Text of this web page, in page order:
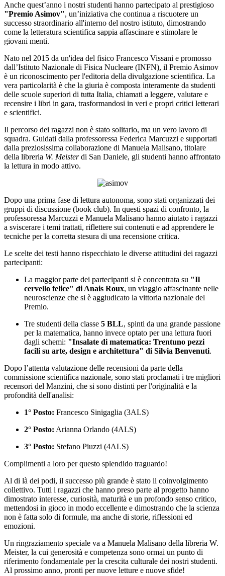
Anche quest’anno i nostri studenti hanno partecipato al prestigioso
"Premio Asimov", un’iniziativa che continua a riscuotere un
successo straordinario all'interno del nostro istituto, dimostrando
come la letteratura scientifica sappia affascinare e stimolare le
giovani menti.
Nato nel 2015 da un'idea del fisico Francesco Vissani e promosso
dall’Istituto Nazionale di Fisica Nucleare (INFN), il Premio Asimov
è un riconoscimento per l'editoria della divulgazione scientifica. La
vera particolarità è che la giuria è composta interamente da studenti
delle scuole superiori di tutta Italia, chiamati a leggere, valutare e
recensire i libri in gara, trasformandosi in veri e propri critici letterari
e scientifici.
Il percorso dei ragazzi non è stato solitario, ma un vero lavoro di
squadra. Guidati dalla professoressa Federica Marcuzzi e supportati
dalla preziosissima collaborazione di Manuela Malisano, titolare
della libreria W. Meisterdi San Daniele, gli studenti hanno affrontato
la lettura in modo attivo.
Dopo una prima fase di lettura autonoma, sono stati organizzati dei
gruppi di discussione (book club). In questi spazi di confronto, la
professoressa Marcuzzi e Manuela Malisano hanno aiutato i ragazzi
a sviscerare i temi trattati, riflettere sui contenuti e ad apprendere le
tecniche per la corretta stesura di una recensione critica.
Le scelte dei testi hanno rispecchiato le diverse attitudini dei ragazzi
partecipanti:
La maggior parte dei partecipanti si è concentrata su "Il
cervello felice" di Anais Roux, un viaggio affascinante nelle
neuroscienze che si è aggiudicato la vittoria nazionale del
Premio.
Tre studenti della classe 5 BLL, spinti da una grande passione
per la matematica, hanno invece optato per una lettura fuori
dagli schemi: "Insalate di matematica: Trentuno pezzi
facili su arte, design e architettura" di Silvia Benvenuti.
Dopo l’attenta valutazione delle recensioni da parte della
commissione scientifica nazionale, sono stati proclamati i tre migliori
recensori del Manzini, che si sono distinti per l'originalità e la
profondità dell'analisi:
1° Posto: Francesco Sinigaglia (3ALS)
2° Posto: Arianna Orlando (4ALS)
3° Posto: Stefano Piuzzi (4ALS)
Complimenti a loro per questo splendido traguardo!
Al di là dei podi, il successo più grande è stato il coinvolgimento
collettivo. Tutti i ragazzi che hanno preso parte al progetto hanno
dimostrato interesse, curiosità, maturità e un profondo senso critico,
mettendosi in gioco in modo eccellente e dimostrando che la scienza
non è fatta solo di formule, ma anche di storie, riflessioni ed
emozioni.
Un ringraziamento speciale va a Manuela Malisano della libreria W.
Meister, la cui generosità e competenza sono ormai un punto di
riferimento fondamentale per la crescita culturale dei nostri studenti.
Al prossimo anno, pronti per nuove letture e nuove sfide!